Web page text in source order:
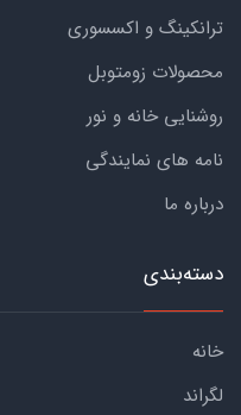
ترانکینگ و اکسسوری
محصولات زومتوبل
روشنایی خانه و نور
نامه های نمایندگی
درباره ما
دسته‌بندی
خانه
لگراند